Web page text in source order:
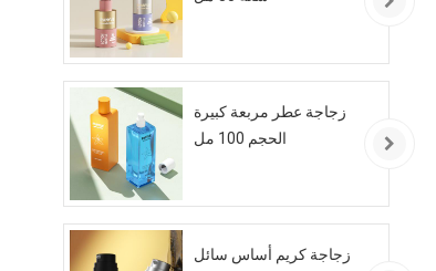
زجاجة عطر مربعة كبيرة
الحجم 100 مل
زجاجة كريم أساس سائل